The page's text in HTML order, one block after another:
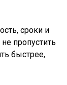
сроки и
пропустить
быстрее,